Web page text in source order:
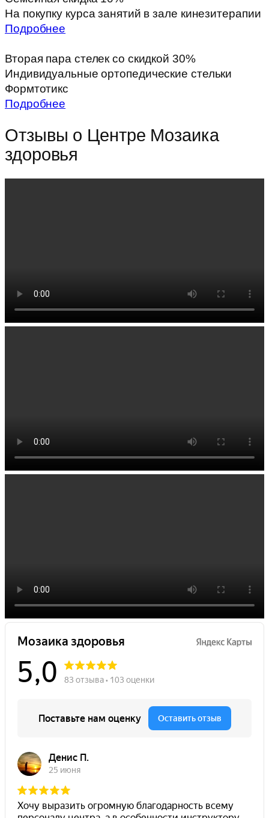
На покупку курса занятий в зале кинезитерапии
Подробнее
Вторая пара стелек со скидкой 30%
Индивидуальные ортопедические стельки
Формтотикс
Подробнее
Отзывы о Центре Мозаика
здоровья